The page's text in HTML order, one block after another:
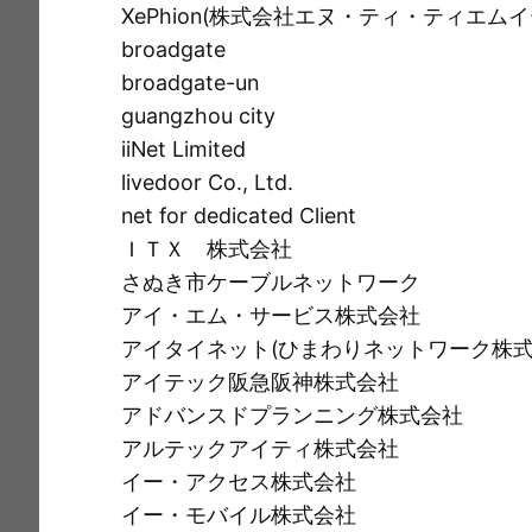
XePhion(株式会社エヌ・ティ・ティエム
broadgate
broadgate-un
guangzhou city
iiNet Limited
livedoor Co., Ltd.
net for dedicated Client
ＩＴＸ 株式会社
さぬき市ケーブルネットワーク
アイ・エム・サービス株式会社
アイタイネット(ひまわりネットワーク株
アイテック阪急阪神株式会社
アドバンスドプランニング株式会社
アルテックアイティ株式会社
イー・アクセス株式会社
イー・モバイル株式会社